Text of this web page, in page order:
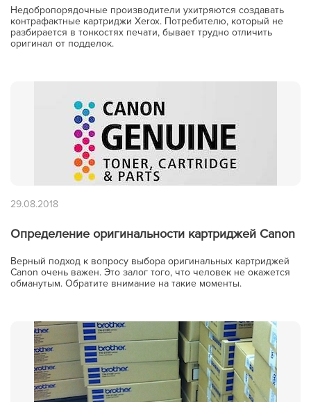
Недобропорядочные производители ухитряются создавать
контрафактные картриджи Xerox. Потребителю, который не
разбирается в тонкостях печати, бывает трудно отличить
оригинал от подделок.
29.08.2018
Определение оригинальности картриджей Canon
Верный подход к вопросу выбора оригинальных картриджей
Canon очень важен. Это залог того, что человек не окажется
обманутым. Обратите внимание на такие моменты.